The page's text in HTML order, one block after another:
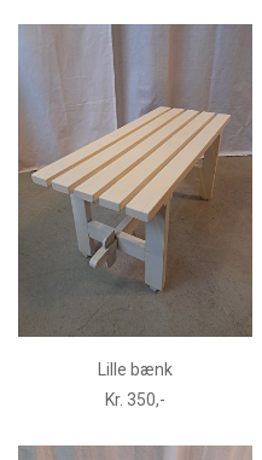
Lille bænk
Kr. 350,-